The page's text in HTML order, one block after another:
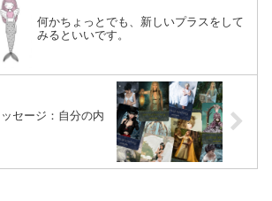
何かちょっとでも、新しいプラスをして
みるといいです。
セージ：自分の内